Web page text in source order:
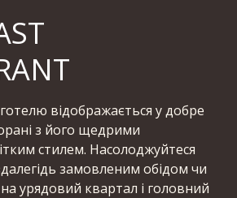
відображається у добре
з його щедрими
стилем. Насолоджуйтеся
замовленим обідом чи
урядовий квартал і головний